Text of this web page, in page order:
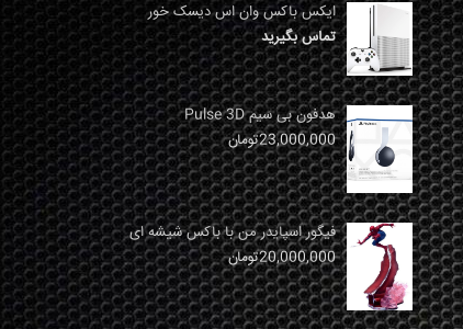
ایکس باکس وان اس دیسک خور
تماس بگیرید
هدفون بی سیم Pulse 3D
23,000,000تومان
فیگور اسپایدر من با باکس شیشه ای
20,000,000تومان